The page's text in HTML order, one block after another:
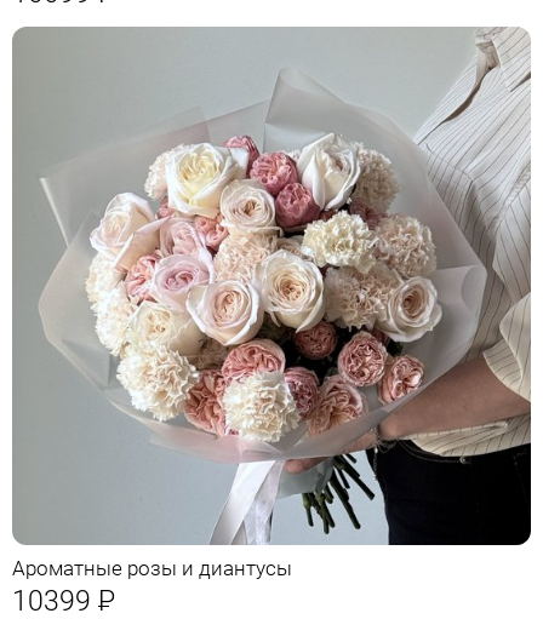
Ароматные розы и диантусы
10399 Р